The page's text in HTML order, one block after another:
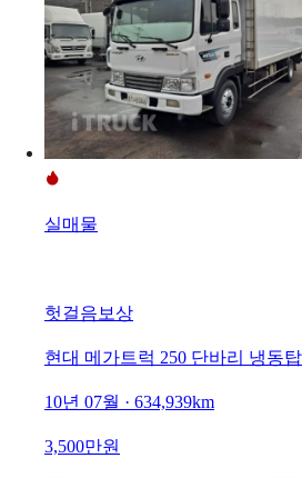
실매물
헛걸음보상
현대 메가트럭 250 단바리 냉동
10년 07월 · 634,939km
3,500만원